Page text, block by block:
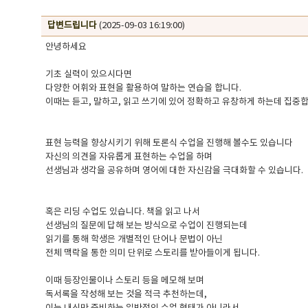
답변드립니다 (2025-09-03 16:19:00)
안녕하세요
기초 실력이 있으시다면
다양한 어휘와 표현을 활용하여 말하는 연습을 합니다.
이때는 듣고, 말하고, 읽고 쓰기에 있어 정확하고 유창하게 하는데 집중
표현 능력을 향상시키기 위해 토론식 수업을 진행해 볼수도 있습니다
자신의 의견을 자유롭게 표현하는 수업을 하며
선생님과 생각을 공유하며 영어에 대한 자신감을 극대화할 수 있습니다.
혹은 리딩 수업도 있습니다. 책을 읽고 나서
선생님의 질문에 답해 보는 방식으로 수업이 진행되는데
읽기를 통해 학생은 개별적인 단어나 문법이 아닌
전체 맥락을 통한 의미 단위로 스토리를 받아들이게 됩니다.
이때 등장인물이나 스토리 등을 메모해 보며
독서록을 작성해 보는 것을 적극 추천하는데,